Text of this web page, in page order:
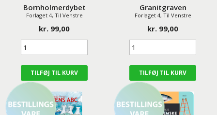
Bornholmerdybet
Forlaget 4, Til Venstre
kr. 99,00
Granitgraven
Forlaget 4, Til Venstre
kr. 99,00